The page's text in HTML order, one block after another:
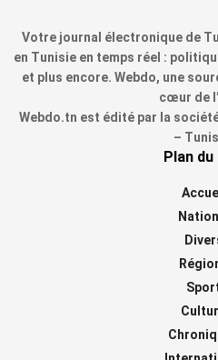
Votre journal électronique de
en Tunisie en temps réel :
et plus encore. Webdo, une
cœur de
Webdo.tn est édité par la société
–
Plan